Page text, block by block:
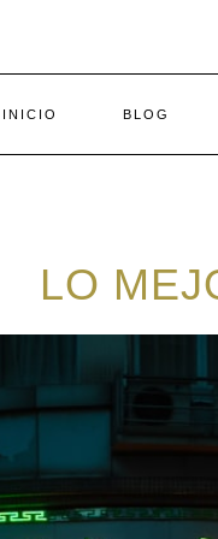
INICIO BLOG
LO